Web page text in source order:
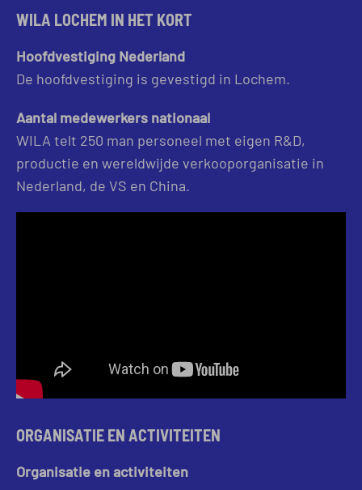
WILA LOCHEM IN HET KORT
Hoofdvestiging Nederland
De hoofdvestiging is gevestigd in Lochem.
Aantal medewerkers nationaal
WILA telt 250 man personeel met eigen R&D,
productie en wereldwijde verkooporganisatie in
Nederland, de VS en China.
ORGANISATIE EN ACTIVITEITEN
Organisatie en activiteiten